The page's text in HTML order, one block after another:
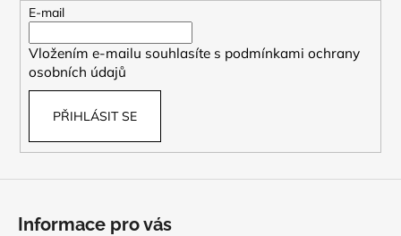
E-mail
Vložením e-mailu souhlasíte s podmínkami ochrany
osobních údajů
PŘIHLÁSIT SE
Informace pro vás